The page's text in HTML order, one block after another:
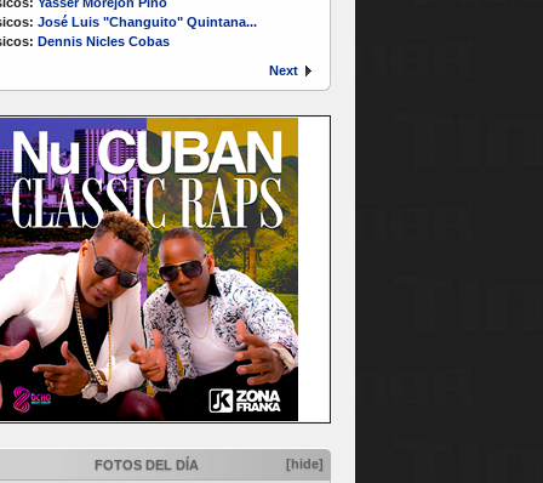
José Luis "Changuito" Quintana...
Dennis Nicles Cobas
Next
FOTOS DEL DÍA [hide]